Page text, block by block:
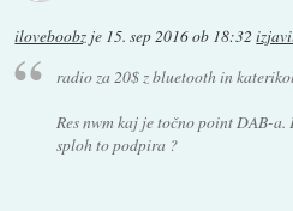
iloveboobz je 15. sep 2016 ob 18:32
radio za 20$ z bluetooth in
Res nwm kaj je točno point DAB-
sploh to podpira ?